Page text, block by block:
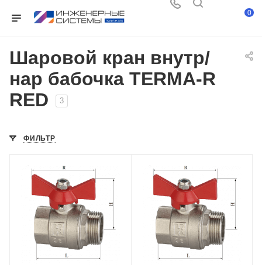
0
Шаровой кран внутр/
нар бабочка TERMA-R
RED
3
ФИЛЬТР